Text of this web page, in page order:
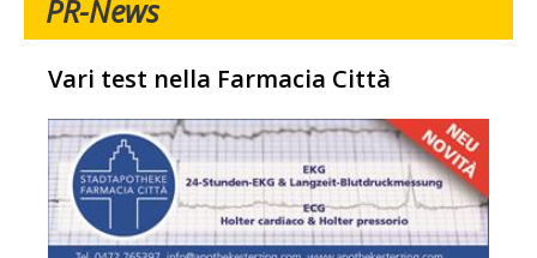
PR-News
Vari test nella Farmacia Città